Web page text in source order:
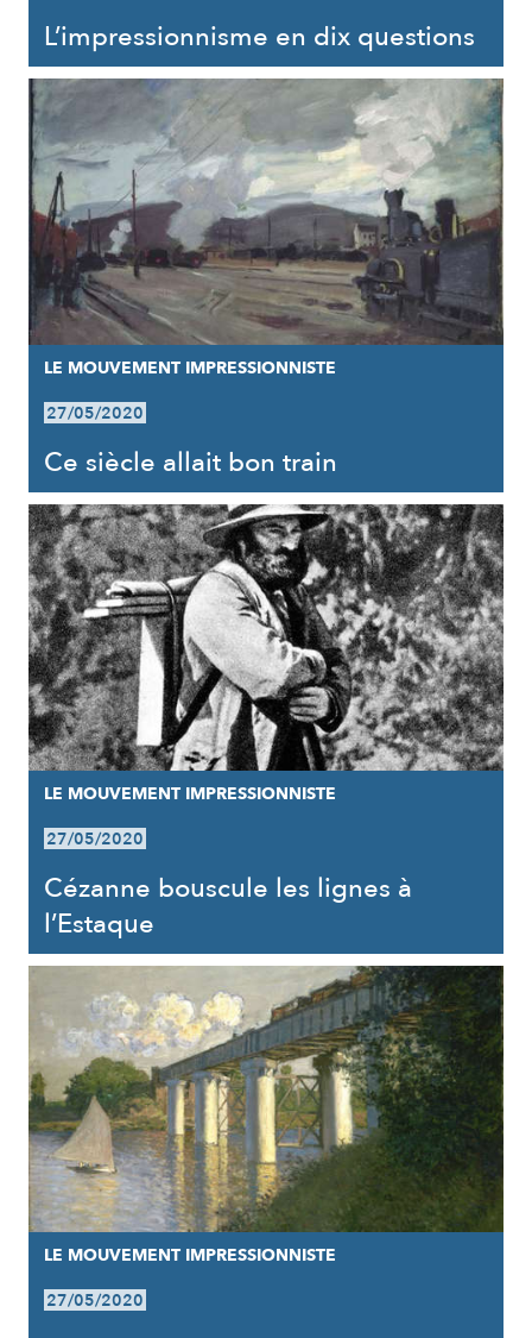
L’impressionnisme en dix questions
LE MOUVEMENT IMPRESSIONNISTE
27/05/2020
Ce siècle allait bon train
LE MOUVEMENT IMPRESSIONNISTE
27/05/2020
Cézanne bouscule les lignes à
l’Estaque
LE MOUVEMENT IMPRESSIONNISTE
27/05/2020